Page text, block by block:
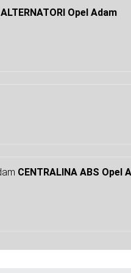
ALTERNATORI Opel Adam
CENTRALINA ABS Opel